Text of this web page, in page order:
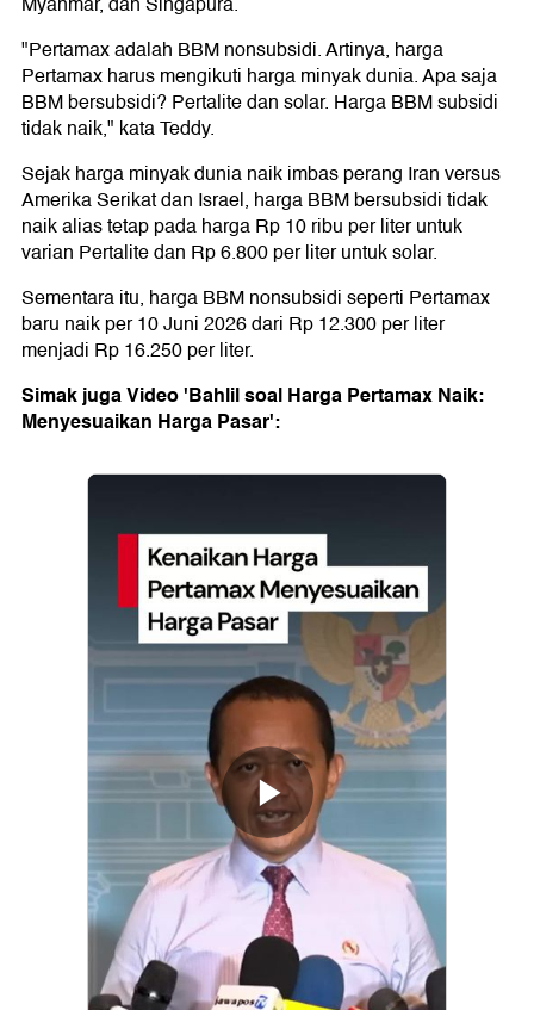
"Pertamax adalah BBM nonsubsidi. Artinya, harga
Pertamax harus mengikuti harga minyak dunia. Apa saja
BBM bersubsidi? Pertalite dan solar. Harga BBM subsidi
tidak naik," kata Teddy.
Sejak harga minyak dunia naik imbas perang Iran versus
Amerika Serikat dan Israel, harga BBM bersubsidi tidak
naik alias tetap pada harga Rp 10 ribu per liter untuk
varian Pertalite dan Rp 6.800 per liter untuk solar.
Sementara itu, harga BBM nonsubsidi seperti Pertamax
baru naik per 10 Juni 2026 dari Rp 12.300 per liter
menjadi Rp 16.250 per liter.
Simak juga Video 'Bahlil soal Harga Pertamax Naik:
Menyesuaikan Harga Pasar':